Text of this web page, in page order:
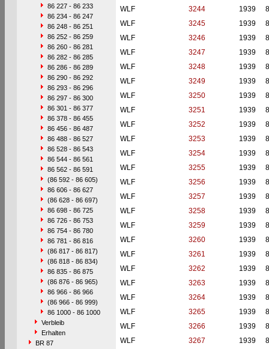
86 227 - 86 233
86 234 - 86 247
86 248 - 86 251
86 252 - 86 259
86 260 - 86 281
86 282 - 86 285
86 286 - 86 289
86 290 - 86 292
86 293 - 86 296
86 297 - 86 300
86 301 - 86 377
86 378 - 86 455
86 456 - 86 487
86 488 - 86 527
86 528 - 86 543
86 544 - 86 561
86 562 - 86 591
(86 592 - 86 605)
86 606 - 86 627
(86 628 - 86 697)
86 698 - 86 725
86 726 - 86 753
86 754 - 86 780
86 781 - 86 816
(86 817 - 86 817)
(86 818 - 86 834)
86 835 - 86 875
(86 876 - 86 965)
86 966 - 86 966
(86 966 - 86 999)
86 1000 - 86 1000
Verbleib
Erhalten
BR 87
WLF
3244 1939
WLF
3245 1939
WLF
3246 1939
WLF
3247 1939
WLF
3248 1939
WLF
3249 1939
WLF
3250 1939
WLF
3251 1939
WLF
3252 1939
WLF
3253 1939
WLF
3254 1939
WLF
3255 1939
WLF
3256 1939
WLF
3257 1939
WLF
3258 1939
WLF
3259 1939
WLF
3260 1939
WLF
3261 1939
WLF
3262 1939
WLF
3263 1939
WLF
3264 1939
WLF
3265 1939
WLF
3266 1939
WLF
3267 1939